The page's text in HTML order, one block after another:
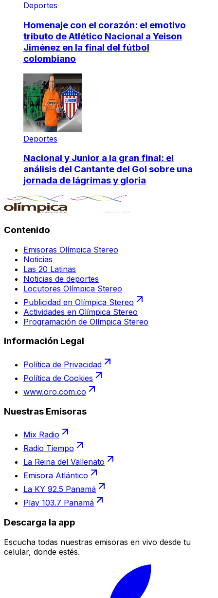
Deportes
Homenaje con el corazón: el emotivo
tributo de Atlético Nacional a Yeison
Jiménez en la final del fútbol
colombiano
Deportes
Nacional y Junior a la gran final: el
análisis del Cantante del Gol sobre una
jornada de lágrimas y gloria
Contenido
Emisoras Olímpica Stereo
Noticias
Las 20 Latinas
Noticias de deportes
Locutores Olímpica Stereo
Publicidad en Olímpica Stereo
Actividades en Olímpica Stereo
Programación de Olímpica Stereo
Información Legal
Política de Privacidad
Política de Cookies
www.oro.com.co
Nuestras Emisoras
Mix Radio
Radio Tiempo
La Reina del Vallenato
Emisora Atlántico
La KY 92.5 Panamá
Play 103.7 Panamá
Descarga la app
Escucha todas nuestras emisoras en vivo desde tu
celular, donde estés.